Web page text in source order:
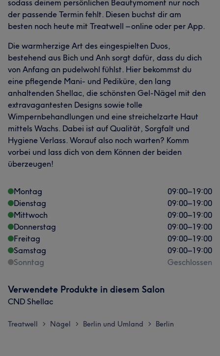
sodass deinem persönlichen Beautymoment nur noch
der passende Termin fehlt. Diesen buchst dir am
besten noch heute mit Treatwell – online oder per App.
Die warmherzige Art des eingespielten Duos,
bestehend aus Bich und Anh sorgt dafür, dass du dich
von Anfang an pudelwohl fühlst. Hier bekommst du
eine pflegende Mani- und Pediküre, den lang
anhaltenden Shellac, die schönsten Gel-Nägel mit den
extravagantesten Designs sowie tolle
Wimpernbehandlungen und eine streichelzarte Haut
mittels Wachs. Dabei ist auf Qualität, Sorgfalt und
Hygiene Verlass. Worauf also noch warten? Komm
vorbei und lass dich von dem Können der beiden
überzeugen!
Montag 09:00–19:00
Dienstag
09:00–19:00
Mittwoch
09:00–19:00
Donnerstag
09:00–19:00
Freitag
09:00–19:00
Samstag
09:00–19:00
Sonntag
Geschlossen
Verwendete Produkte in diesem Salon
CND Shellac
Treatwell > Nägel > Berlin und Umland > Berlin